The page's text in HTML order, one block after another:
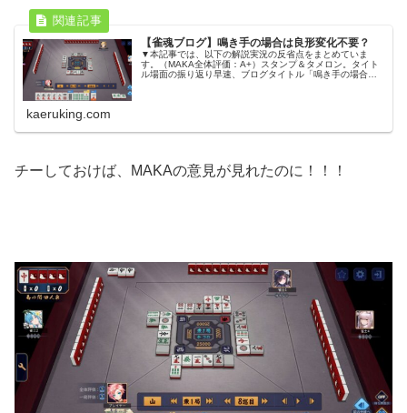
【雀魂ブログ】鳴き手の場合は良形変化不要？
▼本記事では、以下の解説実況の反省点をまとめていま
す。（MAKA全体評価：A+）スタンプ＆タメロン。タイト
ル場面の振り返り早速、ブログタイトル「鳴き手の場合は
kaeruking.com
チーしておけば、MAKAの意見が見れたのに！！！